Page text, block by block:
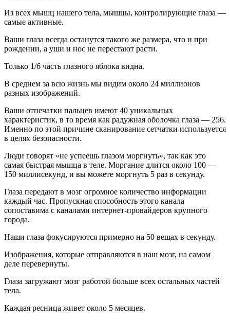
Из всех мышц нашего тела, мышцы, контролирующие глаза —
самые активные.
Ваши глаза всегда останутся такого же размера, что и при
рождении, а уши и нос не перестают расти.
Только 1/6 часть глазного яблока видна.
В среднем за всю жизнь мы видим около 24 миллионов
разных изображений.
Ваши отпечатки пальцев имеют 40 уникальных
характеристик, в то время как радужная оболочка глаза — 256.
Именно по этой причине сканирование сетчатки используется
в целях безопасности.
Люди говорят «не успеешь глазом моргнуть», так как это
самая быстрая мышца в теле. Моргание длится около 100 —
150 миллисекунд, и вы можете моргнуть 5 раз в секунду.
Глаза передают в мозг огромное количество информации
каждый час. Пропускная способность этого канала
сопоставима с каналами интернет-провайдеров крупного
города.
Наши глаза фокусируются примерно на 50 вещах в секунду.
Изображения, которые отправляются в наш мозг, на самом
деле перевернуты.
Глаза загружают мозг работой больше всех остальных частей
тела.
Каждая ресница живет около 5 месяцев.